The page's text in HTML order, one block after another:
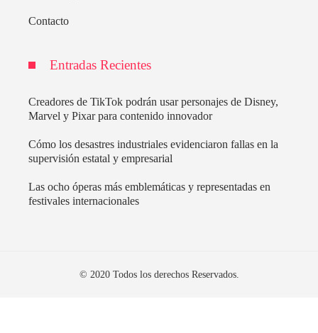
Contacto
Entradas Recientes
Creadores de TikTok podrán usar personajes de Disney,
Marvel y Pixar para contenido innovador
Cómo los desastres industriales evidenciaron fallas en la
supervisión estatal y empresarial
Las ocho óperas más emblemáticas y representadas en
festivales internacionales
© 2020 Todos los derechos Reservados.